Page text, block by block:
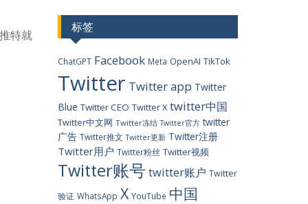
特就
标签
ChatGPT Facebook Meta OpenAI TikTok
Twitter Twitter app Twitter
Blue Twitter CEO Twitter X twitter中国
Twitter中文网 Twitter冻结 Twitter官方 twitter
广告 Twitter推文 Twitter更新 Twitter注册
Twitter用户 Twitter粉丝 Twitter视频
Twitter账号 twitter账户 Twitter
验证 WhatsApp X YouTube 中国